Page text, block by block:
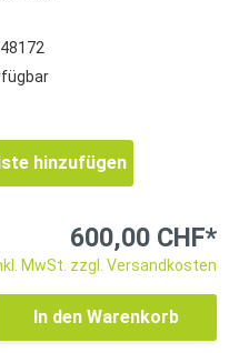
hinzufügen
600,00 CHF*
MwSt. zzgl. Versandkosten
In den Warenkorb